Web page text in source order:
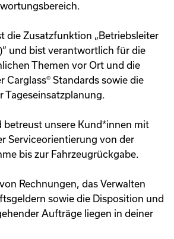
die Zusatzfunktion „Betriebsleiter
und bist verantwortlich für die
Themen vor Ort und die
Carglass® Standards sowie die
Tageseinsatzplanung.
betreust unsere Kund*innen mit
Serviceorientierung von der
bis zur Fahrzeugrückgabe.
Rechnungen, das Verwalten
sowie die Disposition und
Aufträge liegen in deiner